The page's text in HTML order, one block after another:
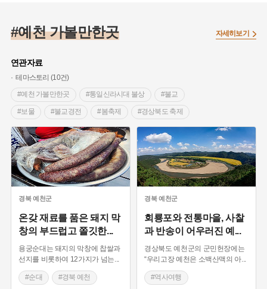
#경북 예천
#예천 가볼만한곳
연관자료
테마스토리 (10건)
#예천 가볼만한곳
#통일신라시대 불상 #불교
#보물 #불교경전 #봄축제 #경상북도 축제
#체험형축제 #정약용 #예천 누정
#경상북도 누정 #드라마 촬영지 #역사여행
#사찰여행 #웰니스관광 #자연여행지
#경관이 아름다운곳 #숲나들이 #순대
#경북 예천 #독립운동 #예천
#근현대인물공간 #경상북도근대역사
#경상북도 근대문화유산
자세히보기
경북예천군
온갖 재료를 품은 돼지 막
창의 부드럽고 쫄깃한...
용궁순대는 돼지의 막창에 찹쌀과
선지를 비롯하여 12가지가 넘는
#순대 #경북 예천
경북예천군
회룡포와 전통마을, 사찰
과 반송이 어우러진 예 ...
경상북도 예천군의 군민헌장에는
“우리고장 예천은 소백산맥의 아
#역사여행